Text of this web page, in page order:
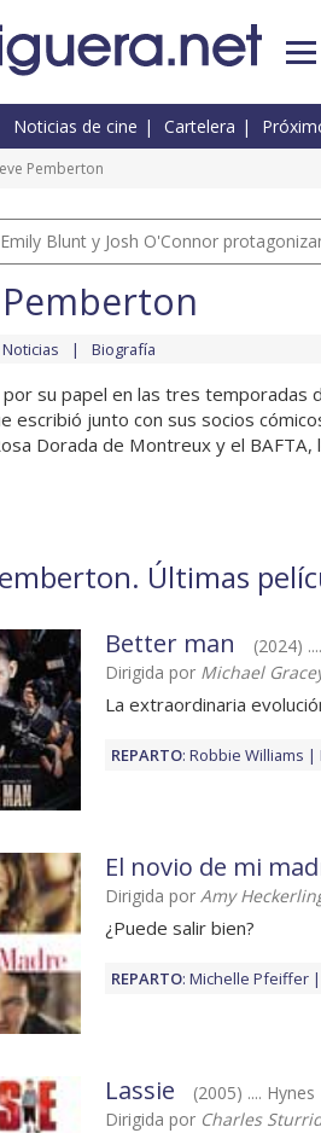
Noticias de cine Cartelera
Pemberton
Emily Blunt y Josh O'Connor
Noticias Biografía
por su papel en las tres temporadas
escribió junto con sus socios
Dorada de Montreux y el BAFTA,
Últimas
Better man
(2024)
Dirigida por Michael
La extraordinaria
REPARTO: Robbie Williams
El novio de mi
Dirigida por Amy
¿Puede salir bien?
REPARTO: Michelle Pfeiffer
Lassie
(2005) .... Hynes
Dirigida por Charles